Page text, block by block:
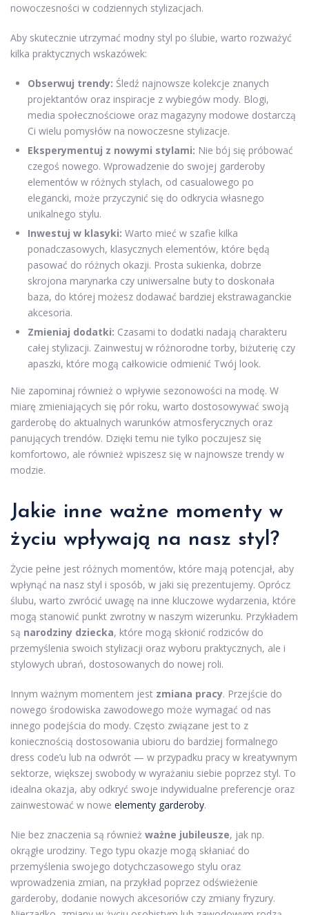
nowoczesności w codziennych stylizacjach.
Aby skutecznie utrzymać modny styl po ślubie, warto rozważyć
kilka praktycznych wskazówek:
Obserwuj trendy: Śledź najnowsze kolekcje znanych
projektantów oraz inspiracje z wybiegów mody. Blogi,
media społecznościowe oraz magazyny modowe dostarczą
Ci wielu pomysłów na nowoczesne stylizacje.
Eksperymentuj z nowymi stylami: Nie bój się próbować
czegoś nowego. Wprowadzenie do swojej garderoby
elementów w różnych stylach, od casualowego po
elegancki, może przyczynić się do odkrycia własnego
unikalnego stylu.
Inwestuj w klasyki: Warto mieć w szafie kilka
ponadczasowych, klasycznych elementów, które będą
pasować do różnych okazji. Prosta sukienka, dobrze
skrojona marynarka czy uniwersalne buty to doskonała
baza, do której możesz dodawać bardziej ekstrawaganckie
akcesoria.
Zmieniaj dodatki: Czasami to dodatki nadają charakteru
całej stylizacji. Zainwestuj w różnorodne torby, biżuterię czy
apaszki, które mogą całkowicie odmienić Twój look.
Nie zapominaj również o wpływie sezonowości na modę. W
miarę zmieniających się pór roku, warto dostosowywać swoją
garderobę do aktualnych warunków atmosferycznych oraz
panujących trendów. Dzięki temu nie tylko poczujesz się
komfortowo, ale również wpiszesz się w najnowsze trendy w
modzie.
Jakie inne ważne momenty w
życiu wpływają na nasz styl?
Życie pełne jest różnych momentów, które mają potencjał, aby
wpłynąć na nasz styl i sposób, w jaki się prezentujemy. Oprócz
ślubu, warto zwrócić uwagę na inne kluczowe wydarzenia, które
mogą stanowić punkt zwrotny w naszym wizerunku. Przykładem
są narodziny dziecka, które mogą skłonić rodziców do
przemyślenia swoich stylizacji oraz wyboru praktycznych, ale i
stylowych ubrań, dostosowanych do nowej roli.
Innym ważnym momentem jest zmiana pracy. Przejście do
nowego środowiska zawodowego może wymagać od nas
innego podejścia do mody. Często związane jest to z
koniecznością dostosowania ubioru do bardziej formalnego
dress code’u lub na odwrót — w przypadku pracy w kreatywnym
sektorze, większej swobody w wyrażaniu siebie poprzez styl. To
idealna okazja, aby odkryć swoje indywidualne preferencje oraz
zainwestować w nowe elementy garderoby.
Nie bez znaczenia są również ważne jubileusze, jak np.
okrągłe urodziny. Tego typu okazje mogą skłaniać do
przemyślenia swojego dotychczasowego stylu oraz
wprowadzenia zmian, na przykład poprzez odświeżenie
garderoby, dodanie nowych akcesoriów czy zmiany fryzury.